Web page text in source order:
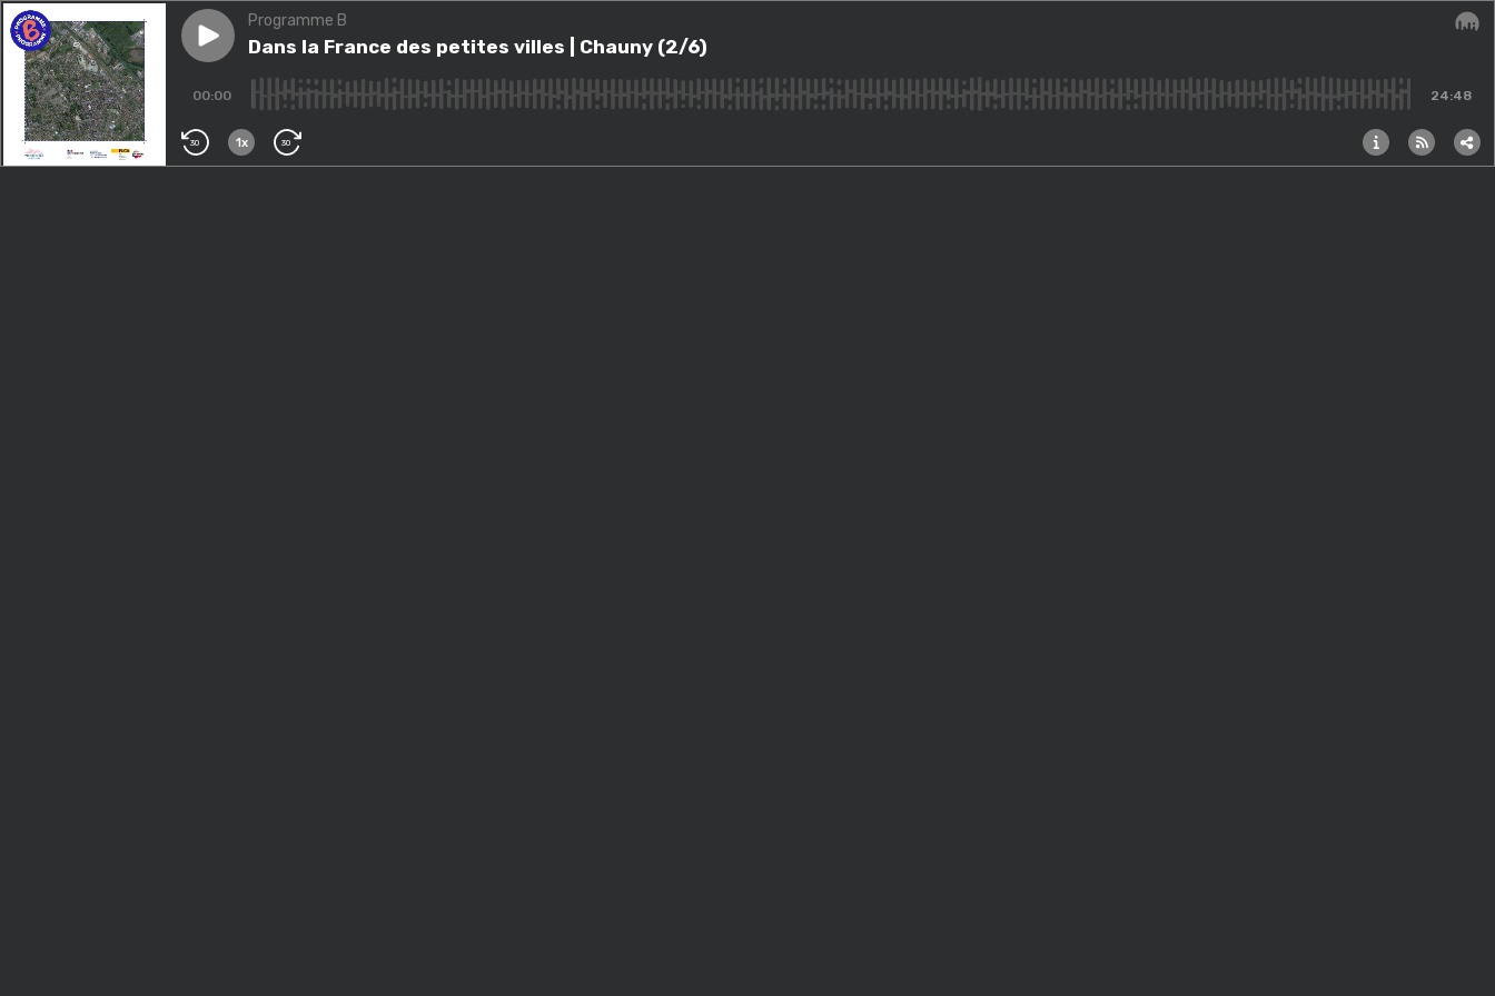
Play episodeDans la France des petites villes | Chauny (2/6)
Programme B
Dans la France des petites villes | Chauny (2/6)
00:00 24:48
30 1x 30